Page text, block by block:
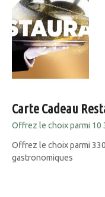
Carte Cadeau
Offrez le choix parmi 10
Offrez le choix parmi
gastronomiques